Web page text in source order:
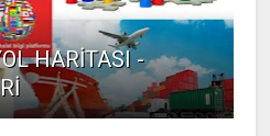
HARİTASI -